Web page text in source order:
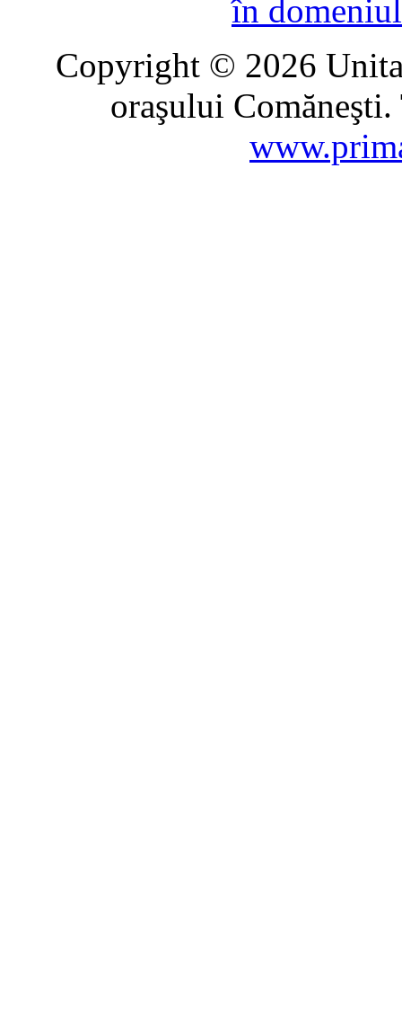
în
Copyright © 2026
oraşului